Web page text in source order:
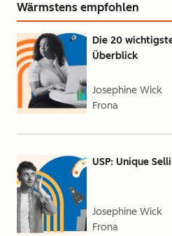
Wärmstens empfohlen
Die 20
Überblick
Josephine Wick
Frona
USP: Unique
Josephine Wick
Frona